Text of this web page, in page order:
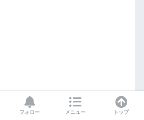
フォロー メニュー トップ